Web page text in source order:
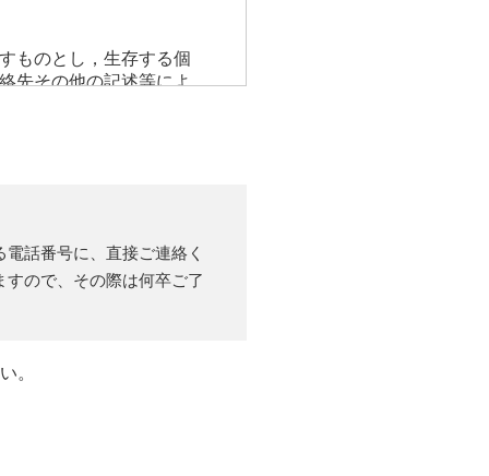
ものとし，生存する個
先その他の記述等によ
以外のものをいい，ご
レス，銀行口座番号，
また，ユーザーと提携
たページや広告の履
用しまたはページを閲
電話番号に、直接ご連絡く
ので、その際は何卒ご了
。